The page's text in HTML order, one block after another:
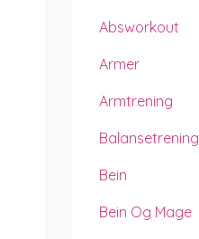
Absworkout
Armer
Armtrening
Balansetrening
Bein
Bein Og Mage